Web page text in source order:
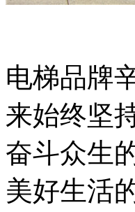
电梯品牌
来始终坚
奋斗众生
美好生活